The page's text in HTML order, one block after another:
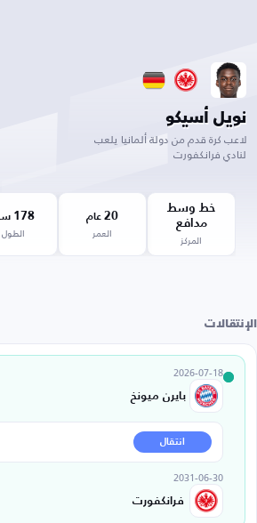
نويل أسيكو
لاعب كرة قدم من دولة ألمانيا يلعب
لنادي فرانكفورت
خط وسط
مدافع
المركز
20 عام
العمر
178
الطول
الإنتقالات
2026-07-18
بايرن ميونخ
انتقال
2031-06-30
فرانكفورت